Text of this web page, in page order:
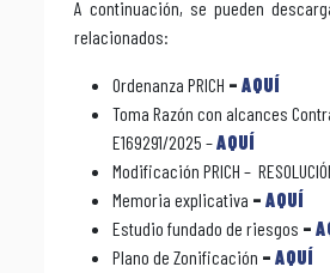
A continuación, se pueden
relacionados:
Ordenanza PRICH – AQUÍ
Toma Razón con alcances
E169291/2025 –AQUÍ
Modificación PRICH –
Memoria explicativa – AQUÍ
Estudio fundado de riesgos –
Plano de Zonificación – AQUÍ